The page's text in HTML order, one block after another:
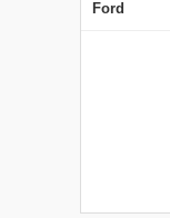
Ford